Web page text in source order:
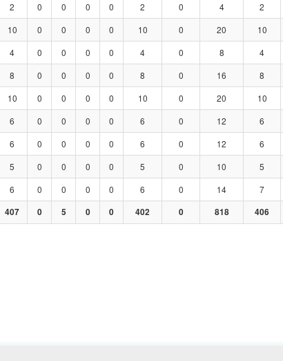
2 0 0 0 0 2 0 4 2
10 0 0 0 0 10 0 20 10
4 0 0 0 0 4 0 8 4
8 0 0 0 0 8 0 16 8
10 0 0 0 0 10 0 20 10
6 0 0 0 0 6 0 12 6
6 0 0 0 0 6 0 12 6
5 0 0 0 0 5 0 10 5
6 0 0 0 0 6 0 14 7
407 0 5 0 0 402 0 818 406